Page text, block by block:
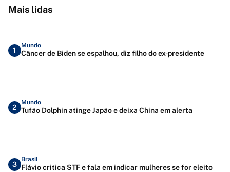
Mais lidas
1
Mundo
Câncer de Biden se espalhou, diz filho do ex-presidente
2
Mundo
Tufão Dolphin atinge Japão e deixa China em alerta
3
Brasil
Flávio critica STF e fala em indicar mulheres se for eleito